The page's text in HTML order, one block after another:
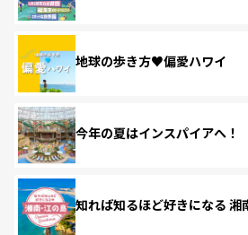
地球の歩き方♥偏愛ハワイ
今年の夏はインスパイアへ！
知れば知るほど好きになる 湘